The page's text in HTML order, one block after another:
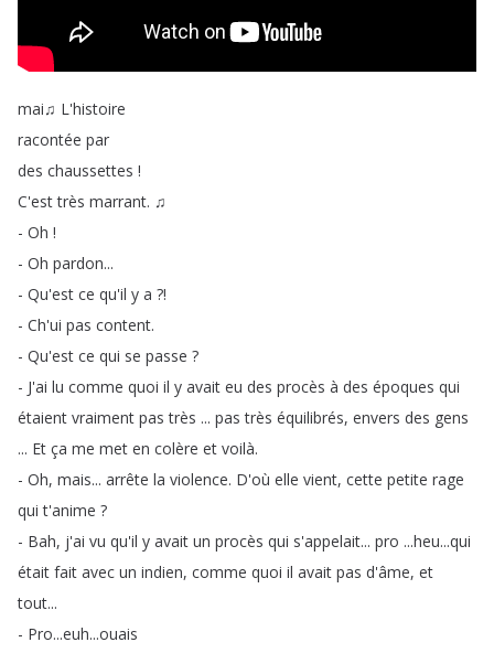
mai♫ L'histoire
racontée par
des chaussettes !
C'est très marrant. ♫
- Oh !
- Oh pardon...
- Qu'est ce qu'il y a ?!
- Ch'ui pas content.
- Qu'est ce qui se passe ?
- J'ai lu comme quoi il y avait eu des procès à des époques qui
étaient vraiment pas très ... pas très équilibrés, envers des gens
... Et ça me met en colère et voilà.
- Oh, mais... arrête la violence. D'où elle vient, cette petite rage
qui t'anime ?
- Bah, j'ai vu qu'il y avait un procès qui s'appelait... pro ...heu...qui
était fait avec un indien, comme quoi il avait pas d'âme, et
tout...
- Pro...euh...ouais